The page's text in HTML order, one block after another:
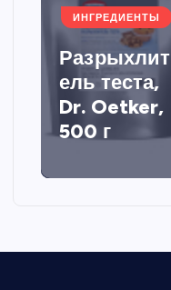
ИНГРЕДИЕНТЫ
Разрыхлит
ель теста,
Dr. Oetker,
500 г